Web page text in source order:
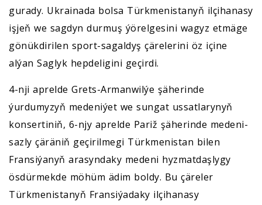
gurady. Ukrainada bolsa Türkmenistanyň ilçihanasy
işjeň we sagdyn durmuş ýörelgesini wagyz etmäge
gönükdirilen sport-sagaldyş çärelerini öz içine
alýan Saglyk hepdeligini geçirdi.
4-nji aprelde Grets-Armanwilýe şäherinde
ýurdumyzyň medeniýet we sungat ussatlarynyň
konsertiniň, 6-njy aprelde Pariž şäherinde medeni-
sazly çäräniň geçirilmegi Türkmenistan bilen
Fransiýanyň arasyndaky medeni hyzmatdaşlygy
ösdürmekde möhüm ädim boldy. Bu çäreler
Türkmenistanyň Fransiýadaky ilçihanasy